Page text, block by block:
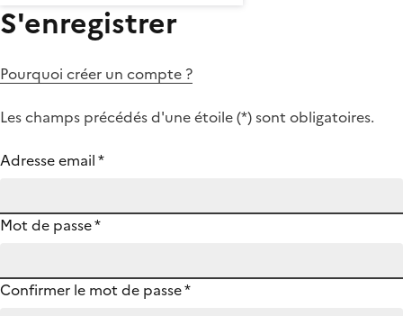
S'enregistrer
Pourquoi créer un compte ?
Les champs précédés d'une étoile (*) sont obligatoires.
Adresse email*
Mot de passe*
Confirmer le mot de passe*